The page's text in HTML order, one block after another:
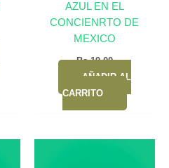
AZUL EN EL
CONCIENRTO DE
MEXICO
Bs.19,00
AÑADIR AL
CARRITO